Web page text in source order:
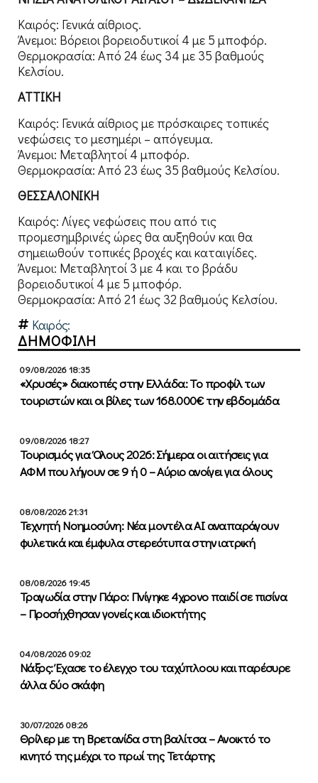
Καιρός: Γενικά αίθριος.
Άνεμοι: Βόρειοι βορειοδυτικοί 4 με 5 μποφόρ.
Θερμοκρασία: Από 24 έως 34 με 35 βαθμούς
Κελσίου.
ΑΤΤΙΚΗ
Καιρός: Γενικά αίθριος με πρόσκαιρες τοπικές
νεφώσεις το μεσημέρι – απόγευμα.
Άνεμοι: Μεταβλητοί 4 μποφόρ.
Θερμοκρασία: Από 23 έως 35 βαθμούς Κελσίου.
ΘΕΣΣΑΛΟΝΙΚΗ
Καιρός: Λίγες νεφώσεις που από τις
προμεσημβρινές ώρες θα αυξηθούν και θα
σημειωθούν τοπικές βροχές και καταιγίδες.
Άνεμοι: Μεταβλητοί 3 με 4 και το βράδυ
βορειοδυτικοί 4 με 5 μποφόρ.
Θερμοκρασία: Από 21 έως 32 βαθμούς Κελσίου.
Καιρός:
ΔΗΜΟΦΙΛΗ
09/08/2026 18:35
«Χρυσές» διακοπές στην Ελλάδα: Το προφίλ των
τουριστών και οι βίλες των 168.000€ την εβδομάδα
09/08/2026 18:27
Τουρισμός για Όλους 2026: Σήμερα οι αιτήσεις για
ΑΦΜ που λήγουν σε 9 ή 0 – Αύριο ανοίγει για όλους
08/08/2026 21:31
Τεχνητή Νοημοσύνη: Νέα μοντέλα ΑΙ αναπαράγουν
φυλετικά και έμφυλα στερεότυπα στην ιατρική
08/08/2026 19:45
Τραγωδία στην Πάρο: Πνίγηκε 4χρονο παιδί σε πισίνα
– Προσήχθησαν γονείς και ιδιοκτήτης
04/08/2026 09:02
Νάξος: Έχασε το έλεγχο του ταχύπλοου και παρέσυρε
άλλα δύο σκάφη
30/07/2026 08:26
Θρίλερ με τη Βρετανίδα στη βαλίτσα – Ανοικτό το
κινητό της μέχρι το πρωί της Τετάρτης